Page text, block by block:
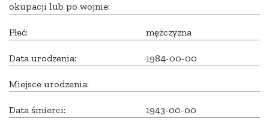
okupacji lub po wojnie:
Płeć: mężczyzna
Data urodzenia: 1984-00-00
Miejsce urodzenia:
Data śmierci: 1943-00-00